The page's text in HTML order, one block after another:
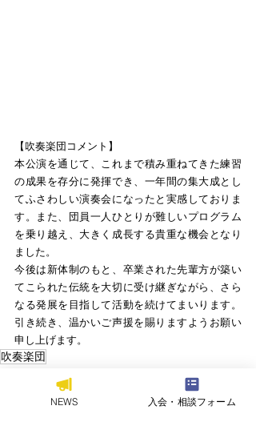
【吹奏楽団コメント】
本公演を通じて、これまで積み重ねてきた練習
の成果を存分に発揮でき、一年間の集大成とし
てふさわしい演奏会になったと実感しておりま
す。また、団員一人ひとりが難しいプログラム
を乗り越え、大きく成長する貴重な機会となり
ました。
今後は新体制のもと、卒業された先輩方が築い
てこられた伝統を大切に受け継ぎながら、さら
なる発展を目指して活動を続けてまいります。
引き続き、温かいご声援を賜りますようお願い
申し上げます。
吹奏楽団
NEWS 入会・相談フォーム